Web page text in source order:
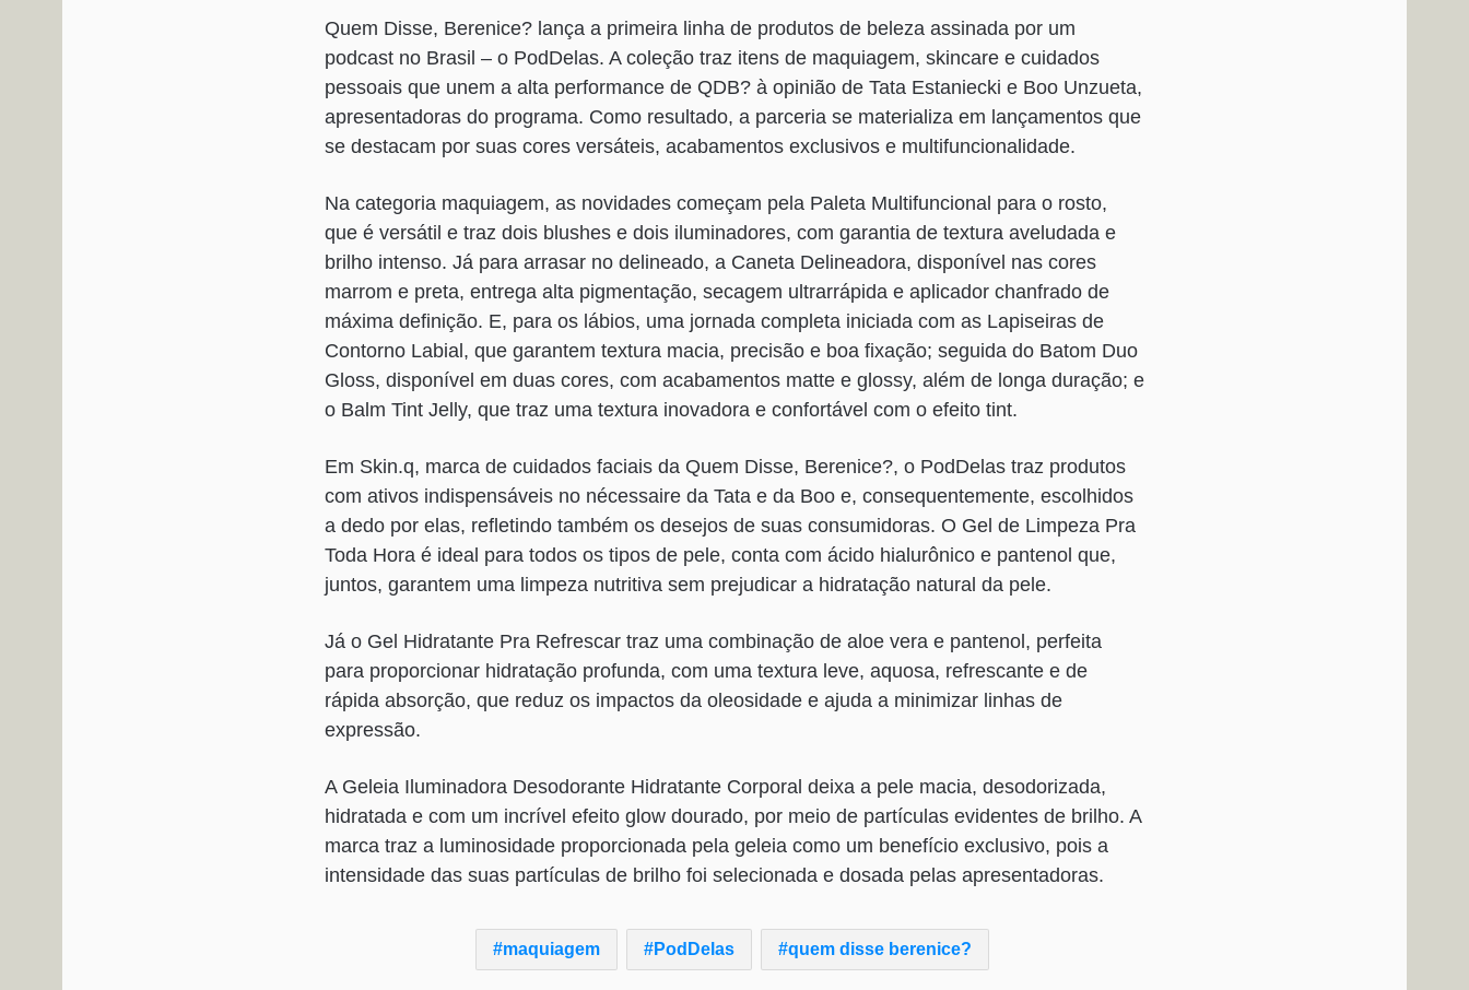
Quem Disse, Berenice? lança a primeira linha de produtos de beleza assinada por um
podcast no Brasil – o PodDelas. A coleção traz itens de maquiagem, skincare e cuidados
pessoais que unem a alta performance de QDB? à opinião de Tata Estaniecki e Boo Unzueta,
apresentadoras do programa. Como resultado, a parceria se materializa em lançamentos que
se destacam por suas cores versáteis, acabamentos exclusivos e multifuncionalidade.
Na categoria maquiagem, as novidades começam pela Paleta Multifuncional para o rosto,
que é versátil e traz dois blushes e dois iluminadores, com garantia de textura aveludada e
brilho intenso. Já para arrasar no delineado, a Caneta Delineadora, disponível nas cores
marrom e preta, entrega alta pigmentação, secagem ultrarrápida e aplicador chanfrado de
máxima definição. E, para os lábios, uma jornada completa iniciada com as Lapiseiras de
Contorno Labial, que garantem textura macia, precisão e boa fixação; seguida do Batom Duo
Gloss, disponível em duas cores, com acabamentos matte e glossy, além de longa duração; e
o Balm Tint Jelly, que traz uma textura inovadora e confortável com o efeito tint.
Em Skin.q, marca de cuidados faciais da Quem Disse, Berenice?, o PodDelas traz produtos
com ativos indispensáveis no nécessaire da Tata e da Boo e, consequentemente, escolhidos
a dedo por elas, refletindo também os desejos de suas consumidoras. O Gel de Limpeza Pra
Toda Hora é ideal para todos os tipos de pele, conta com ácido hialurônico e pantenol que,
juntos, garantem uma limpeza nutritiva sem prejudicar a hidratação natural da pele.
Já o Gel Hidratante Pra Refrescar traz uma combinação de aloe vera e pantenol, perfeita
para proporcionar hidratação profunda, com uma textura leve, aquosa, refrescante e de
rápida absorção, que reduz os impactos da oleosidade e ajuda a minimizar linhas de
expressão.
A Geleia Iluminadora Desodorante Hidratante Corporal deixa a pele macia, desodorizada,
hidratada e com um incrível efeito glow dourado, por meio de partículas evidentes de brilho. A
marca traz a luminosidade proporcionada pela geleia como um benefício exclusivo, pois a
intensidade das suas partículas de brilho foi selecionada e dosada pelas apresentadoras.
maquiagem PodDelas quem disse berenice?